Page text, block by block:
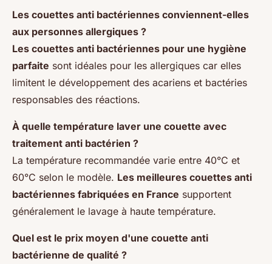
Les couettes anti bactériennes conviennent-elles
aux personnes allergiques ?
Les couettes anti bactériennes pour une hygiène
parfaite sont idéales pour les allergiques car elles
limitent le développement des acariens et bactéries
responsables des réactions.
À quelle température laver une couette avec
traitement anti bactérien ?
La température recommandée varie entre 40°C et
60°C selon le modèle. Les meilleures couettes anti
bactériennes fabriquées en France supportent
généralement le lavage à haute température.
Quel est le prix moyen d'une couette anti
bactérienne de qualité ?